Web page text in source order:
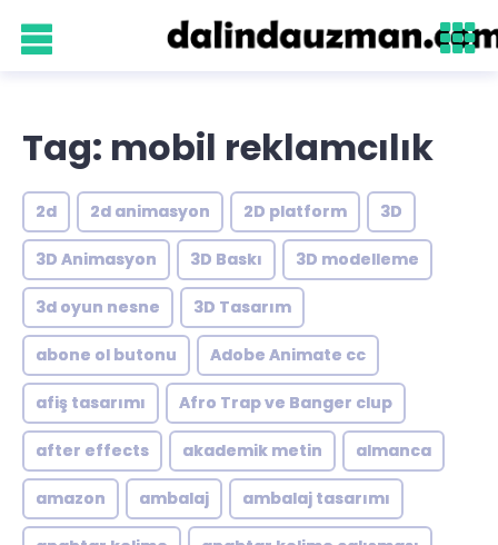
Tag: mobil reklamcılık
2d 2d animasyon 2D platform 3D
3D Animasyon 3D Baskı 3D modelleme
3d oyun nesne 3D Tasarım
abone ol butonu Adobe Animate cc
afiş tasarımı Afro Trap ve Banger clup
after effects akademik metin almanca
amazon ambalaj ambalaj tasarımı